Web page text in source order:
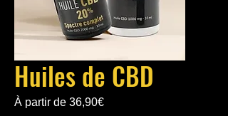
Huiles de CBD
À partir de 36,90€Prix